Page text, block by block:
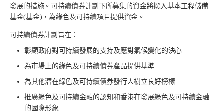
發展的措施。可持續債券計劃下所募集的資金將撥入基本工程儲備
基金(基金)，為綠色及可持續項目提供資金。
可持續債券計劃旨在：
彰顯政府對可持續發展的支持及應對氣候變化的決心
為市場上的綠色及可持續債券產品提供基準
為其他潛在綠色及可持續債券發行人樹立良好榜樣
推廣綠色及可持續金融的認知和香港在發展綠色及可持續金融
的國際形象